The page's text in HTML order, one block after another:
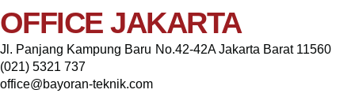
OFFICE JAKARTA
Jl. Panjang Kampung Baru No.42-42A Jakarta Barat 11560
(021) 5321 737
office@bayoran-teknik.com